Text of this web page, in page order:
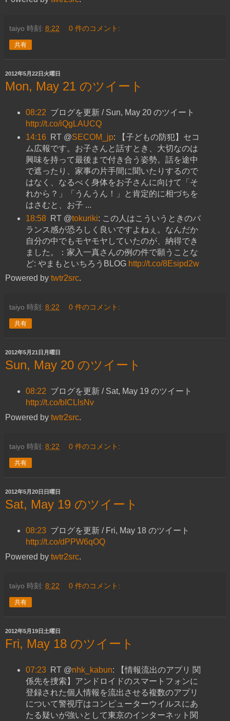
taiyo 時刻: 8:22 0 件のコメント:
共有
2012年5月22日火曜日
Mon, May 21 のツイート
08:22 ブログを更新 / Sun, May 20 のツイート
http://t.co/iQgLAUCQ
14:16
RT @SECOM_jp: 【子どもの防犯】セコ
ム広報です。お子さんと話すとき、大切なのは
興味を持って最後まで付き合う姿勢。話を途中
で遮ったり、家事の片手間に聞いたりするので
はなく、なるべく身体をお子さんに向けて「そ
れから？」「うんうん！」と肯定的に相づちを
はさむと、お子 ...
18:58
RT @tokuriki: この人はこういうときのバ
ランス感が恐ろしく良いですよねぇ。なんだか
自分の中でもモヤモヤしていたのが、納得でき
ました。：家入一真さんの例の件で願うことな
ど: やまもといちろうBLOG http://t.co/8Esipd2w
Powered by twtr2src.
taiyo 時刻: 8:22 0 件のコメント:
共有
2012年5月21日月曜日
Sun, May 20 のツイート
08:22 ブログを更新 / Sat, May 19 のツイート
http://t.co/bICLlsNv
Powered by twtr2src.
taiyo 時刻: 8:22 0 件のコメント:
共有
2012年5月20日日曜日
Sat, May 19 のツイート
08:23 ブログを更新 / Fri, May 18 のツイート
http://t.co/dPPW6qOQ
Powered by twtr2src.
taiyo 時刻: 8:22 0 件のコメント:
共有
2012年5月19日土曜日
Fri, May 18 のツイート
07:23 RT @nhk_kabun: 【情報流出のアプリ 関
係先を捜索】アンドロイドのスマートフォンに
登録された個人情報を流出させる複数のアプリ
について警視庁はコンピューターウイルスにあ
たる疑いが強いとして東京のインターネット関